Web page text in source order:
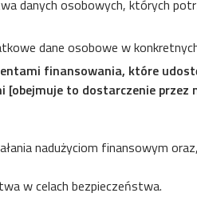
danych osobowych, których
dane osobowe w
finansowania, które
to dostarczenie przez
nadużyciom finansowym
w celach bezpieczeństwa.